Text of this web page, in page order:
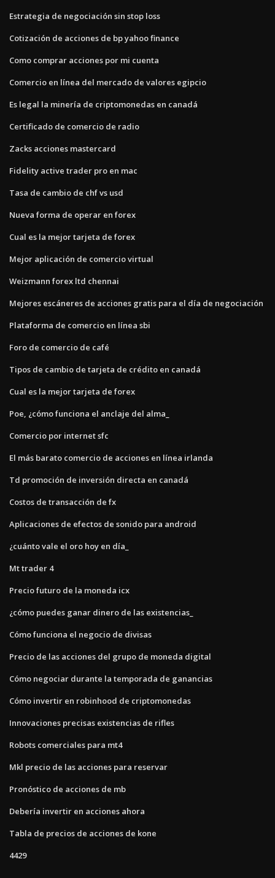
Estrategia de negociación sin stop loss
Cotización de acciones de bp yahoo finance
Como comprar acciones por mi cuenta
Comercio en línea del mercado de valores egipcio
Es legal la minería de criptomonedas en canadá
Certificado de comercio de radio
Zacks acciones mastercard
Fidelity active trader pro en mac
Tasa de cambio de chf vs usd
Nueva forma de operar en forex
Cual es la mejor tarjeta de forex
Mejor aplicación de comercio virtual
Weizmann forex ltd chennai
Mejores escáneres de acciones gratis para el día de negociación
Plataforma de comercio en línea sbi
Foro de comercio de café
Tipos de cambio de tarjeta de crédito en canadá
Cual es la mejor tarjeta de forex
Poe, ¿cómo funciona el anclaje del alma_
Comercio por internet sfc
El más barato comercio de acciones en línea irlanda
Td promoción de inversión directa en canadá
Costos de transacción de fx
Aplicaciones de efectos de sonido para android
¿cuánto vale el oro hoy en día_
Mt trader 4
Precio futuro de la moneda icx
¿cómo puedes ganar dinero de las existencias_
Cómo funciona el negocio de divisas
Precio de las acciones del grupo de moneda digital
Cómo negociar durante la temporada de ganancias
Cómo invertir en robinhood de criptomonedas
Innovaciones precisas existencias de rifles
Robots comerciales para mt4
Mkl precio de las acciones para reservar
Pronóstico de acciones de mb
Debería invertir en acciones ahora
Tabla de precios de acciones de kone
4429